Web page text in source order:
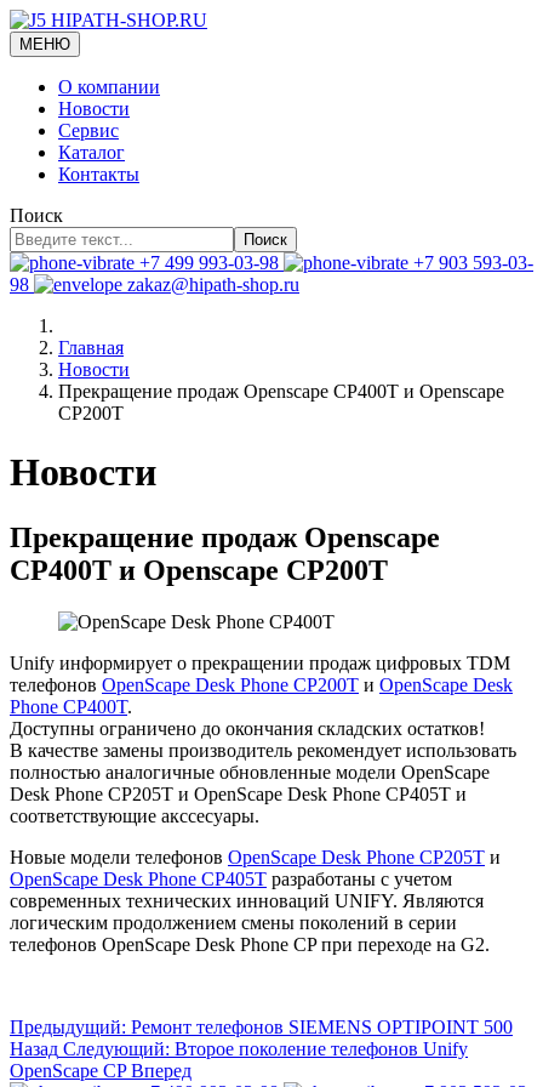
МЕНЮ
О компании
Новости
Сервис
Каталог
Контакты
Поиск
Поиск
+7 499 993-03-98
+7 903 593-03-
98
zakaz@hipath-shop.ru
Главная
Новости
Прекращение продаж Openscape CP400T и Openscape
CP200T
Новости
Прекращение продаж Openscape
CP400T и Openscape CP200T
Unify информирует о прекращении продаж цифровых TDM
телефонов OpenScape Desk Phone CP200T и OpenScape Desk
Phone CP400T.
Доступны ограничено до окончания складских остатков!
В качестве замены производитель рекомендует использовать
полностью аналогичные обновленные модели OpenScape
Desk Phone CP205T и OpenScape Desk Phone CP405T и
соответствующие акссесуары.
Новые модели телефонов OpenScape Desk Phone CP205T и
OpenScape Desk Phone CP405T разработаны с учетом
современных технических инноваций UNIFY. Являются
логическим продолжением смены поколений в серии
телефонов OpenScape Desk Phone CP при переходе на G2.
Предыдущий: Ремонт телефонов SIEMENS OPTIPOINT 500
Назад Следующий: Второе поколение телефонов Unify
OpenScape СPВперед